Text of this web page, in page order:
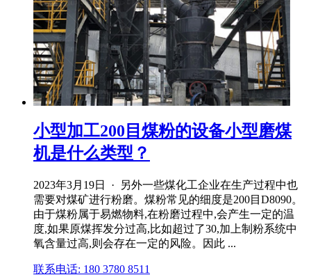
小型加工200目煤粉的设备小型磨煤
机是什么类型？
2023年3月19日 · 另外一些煤化工企业在生产过程中也
需要对煤矿进行粉磨。煤粉常见的细度是200目D8090。
由于煤粉属于易燃物料,在粉磨过程中,会产生一定的温
度,如果原煤挥发分过高,比如超过了30,加上制粉系统中
氧含量过高,则会存在一定的风险。因此 ...
联系电话: 180 3780 8511